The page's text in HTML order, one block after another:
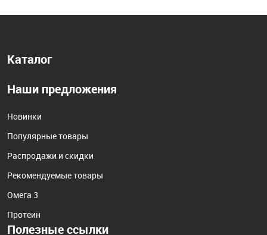
Каталог
Наши предложения
Новинки
Популярные товары
Распродажи и скидки
Рекомендуемые товары
Омега 3
Протеин
Полезные ссылки